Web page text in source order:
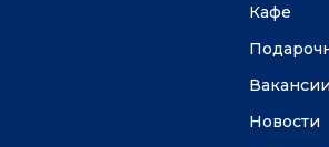
Кафе
Вакансии
Новости